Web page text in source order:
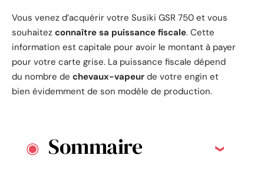
Vous venez d’acquérir votre Susiki GSR 750 et vous
souhaitez connaître sa puissance fiscale. Cette
information est capitale pour avoir le montant à payer
pour votre carte grise. La puissance fiscale dépend
du nombre de chevaux-vapeur de votre engin et
bien évidemment de son modèle de production.
Sommaire